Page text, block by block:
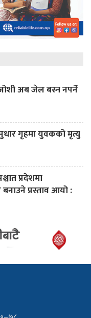
जोशी अब जेल बस्न नपर्ने
गृहमा युवकको मृत्यु
प्रदेशमा
बनाउने प्रस्ताव आयो :